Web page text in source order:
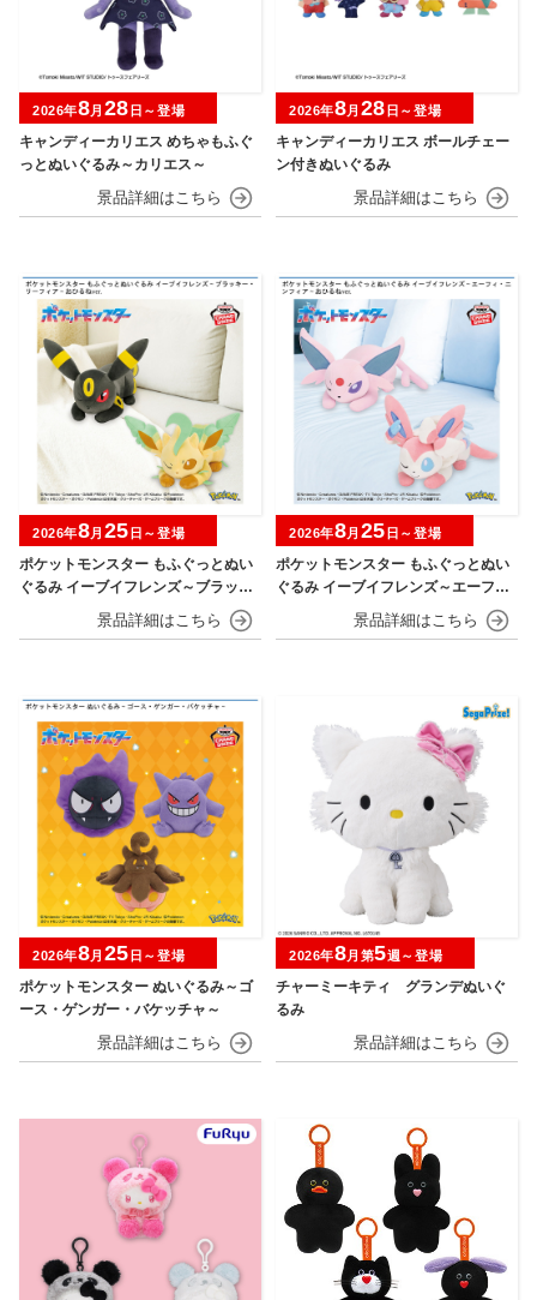
キャンディーカリエス めちゃもふぐ
っとぬいぐるみ～カリエス～
2026年8月 28 日～登場
キャンディーカリエス ボールチェー
ン付きぬいぐるみ
2026年8月 28 日～登場
ポケットモンスター もふぐっとぬい
ぐるみ イーブイフレンズ～ブラッキ
ー・リーフィア～おひるねver.
2026年8月 25 日～登場
ポケットモンスター もふぐっとぬい
ぐるみ イーブイフレンズ～エーフ
ィ・ニンフィア～おひるねver.
2026年8月 25 日～登場
ポケットモンスター ぬいぐるみ～ゴ
ース・ゲンガー・バケッチャ～
2026年8月 25 日～登場
チャーミーキティ グランデぬいぐ
るみ
2026年8月第5週～登場